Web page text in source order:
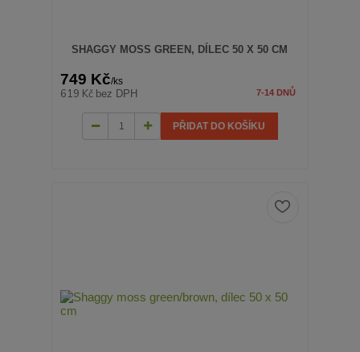
SHAGGY MOSS GREEN, DÍLEC 50 X 50 CM
749 Kč/ks
619 Kč bez DPH 7-14 DNŮ
PŘIDAT DO KOŠÍKU